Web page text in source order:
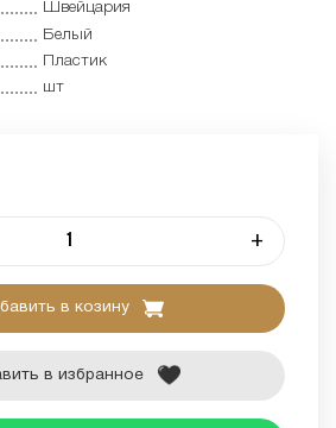
Швейцария
Белый
Пластик
шт
+
в козину
в избранное